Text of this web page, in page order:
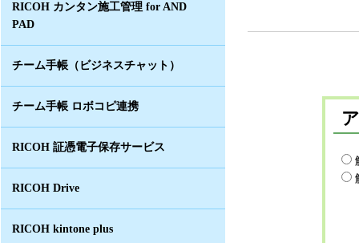
RICOH カンタン施工管理 for AND
PAD
チーム手帳（ビジネスチャット）
チーム手帳 ロボコピ連携
RICOH 証憑電子保存サービス
RICOH Drive
RICOH kintone plus